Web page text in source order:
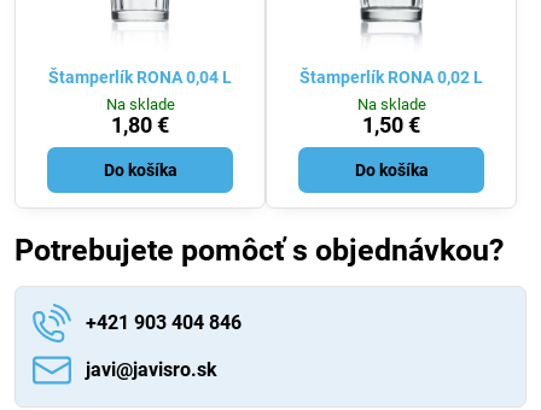
Štamperlík RONA 0,04 L
Na sklade
1,80 €
Do košíka
Štamperlík RONA 0,02 L
Na sklade
1,50 €
Do košíka
Potrebujete pomôcť s objednávkou?
+421 903 404 846
javi​@javisro​.sk